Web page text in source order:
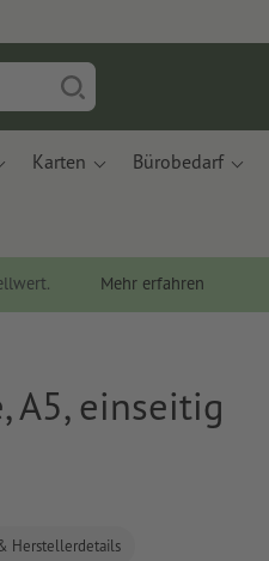
Karten Bürobedarf
Mehr erfahren
A5, einseitig
Herstellerdetails